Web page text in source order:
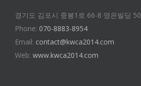
경기도 김포시 중봉1로 66-8 영은빌딩
Phone: 070-8883-8954
Email: contact@kwca2014.com
Web: www.kwca2014.com